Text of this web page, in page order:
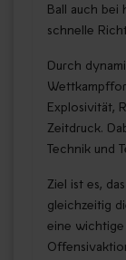
Ball auch bei
schnelle
Durch
Explosivität,
Zeitdruck.
Technik und
Ziel ist es,
gleichzeitig
eine